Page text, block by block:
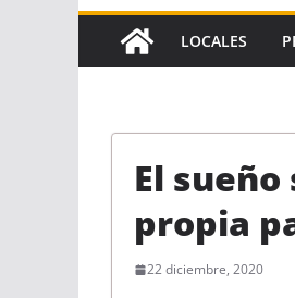
LOCALES
El
propia
22 diciembre, 2020